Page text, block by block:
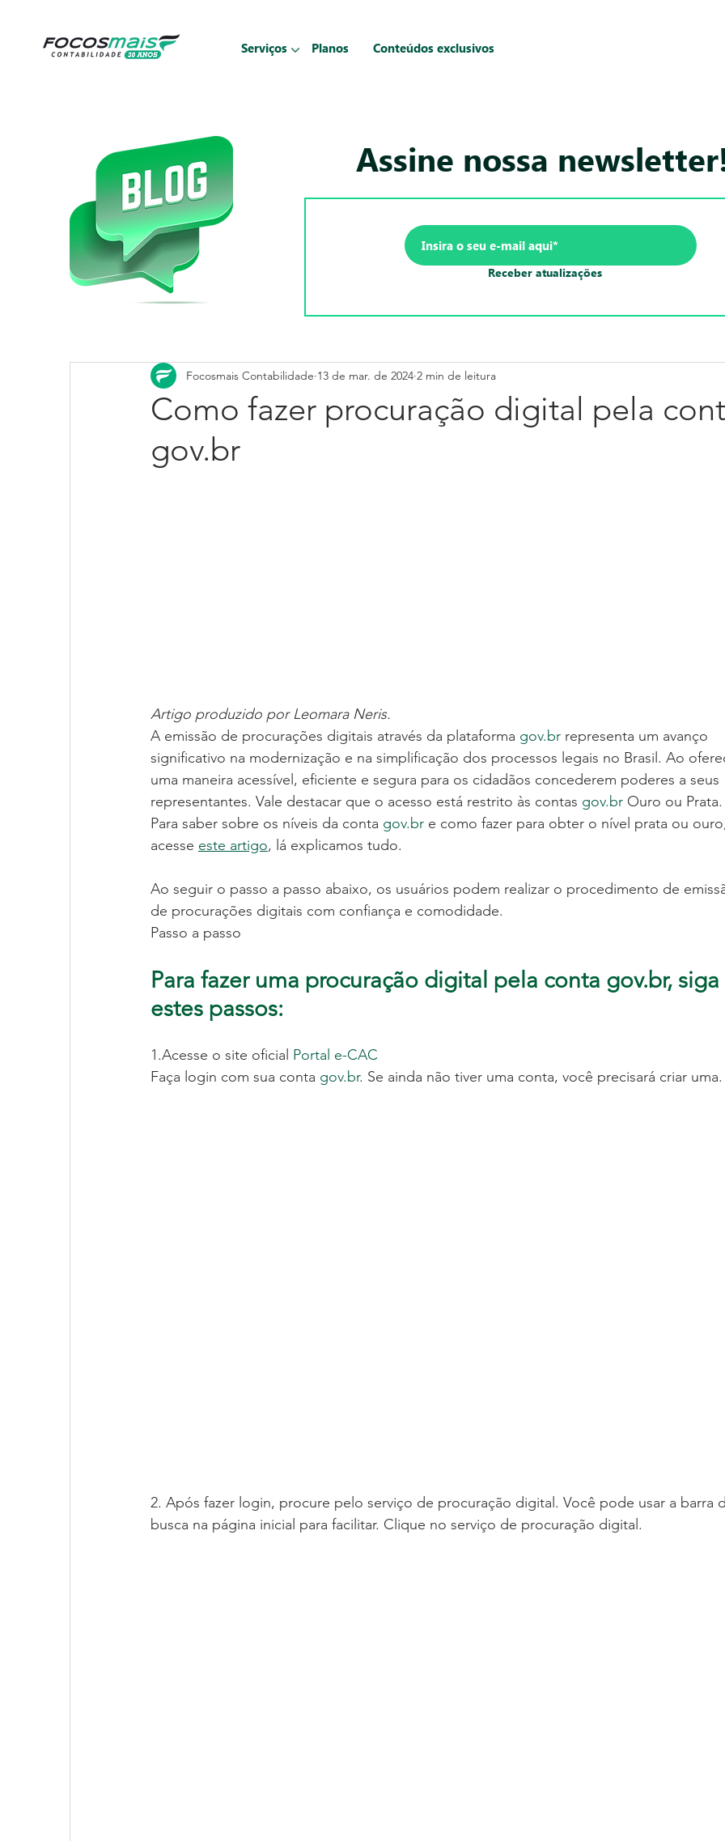
Serviços Planos Conteúdos exclusivos
Assine nossa
Receber atualizações
Como fazer procuração digital pela
gov.br
Focosmais Contabilidade 13 de mar. de 2024 2 min de leitura
Artigo produzido por Leomara Neris.
A emissão de procurações digitais através da plataforma gov.br representa um avanço
significativo na modernização e na simplificação dos processos legais no Brasil. Ao
uma maneira acessível, eficiente e segura para os cidadãos concederem poderes a seus
representantes. Vale destacar que o acesso está restrito às contas gov.br Ouro ou Prata.
Para saber sobre os níveis da conta gov.br e como fazer para obter o nível prata ou
acesse este artigo, lá explicamos tudo.
Ao seguir o passo a passo abaixo, os usuários podem realizar o procedimento de
de procurações digitais com confiança e comodidade.
Passo a passo
Para fazer uma procuração digital pela conta gov.br, siga
estes passos:
1.Acesse o site oficial Portal e-CAC
Faça login com sua conta gov.br. Se ainda não tiver uma conta, você precisará criar uma.
2. Após fazer login, procure pelo serviço de procuração digital. Você pode usar a barra
busca na página inicial para facilitar. Clique no serviço de procuração digital.